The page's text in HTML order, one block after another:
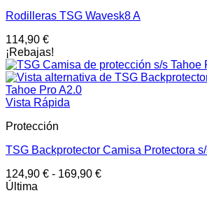
Rodilleras TSG Wavesk8 A
114,90 €
¡Rebajas!
Vista Rápida
Protección
TSG Backprotector Camisa Protectora
124,90 € - 169,90 €
Última